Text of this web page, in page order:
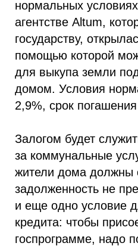
нормальных
агентстве Altum,
государству,
помощью которой
для выкупа земли
домом. Условия
2,9%, срок
Залогом будет
за коммунальные
жители дома должны
задолженность не
и еще одно условие
кредита: чтобы
госпрограмме, надо